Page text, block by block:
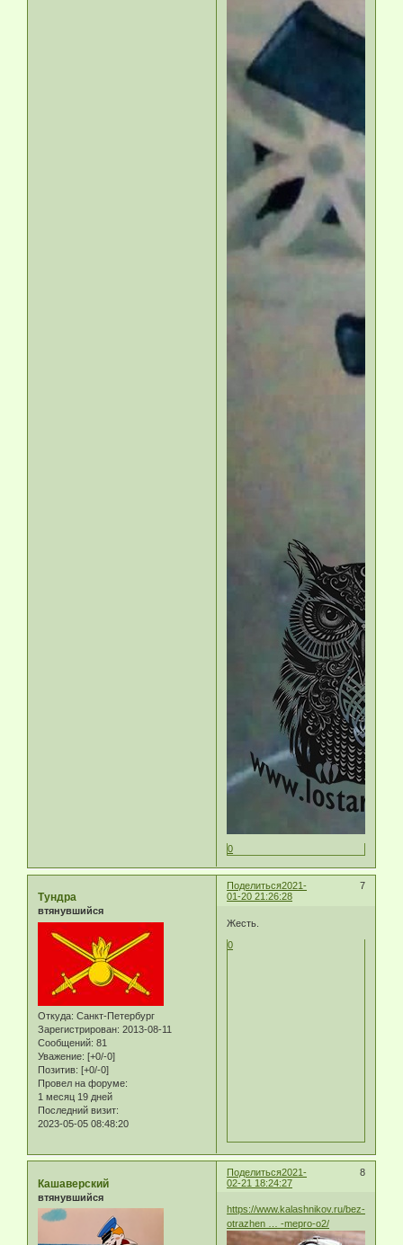
0
Поделиться 7
2021-
01-20 21:26:28
Тундра
втянувшийся
Откуда: Санкт-Петербург
Зарегистрирован: 2013-08-11
Сообщений: 81
Уважение: [+0/-0]
Позитив: [+0/-0]
Провел на форуме:
1 месяц 19 дней
Последний визит:
2023-05-05 08:48:20
Жесть.
0
Поделиться 8
2021-
02-21 18:24:27
Кашаверский
втянувшийся
https://www.kalashnikov.ru/bez-
otrazhen … -mepro-o2/